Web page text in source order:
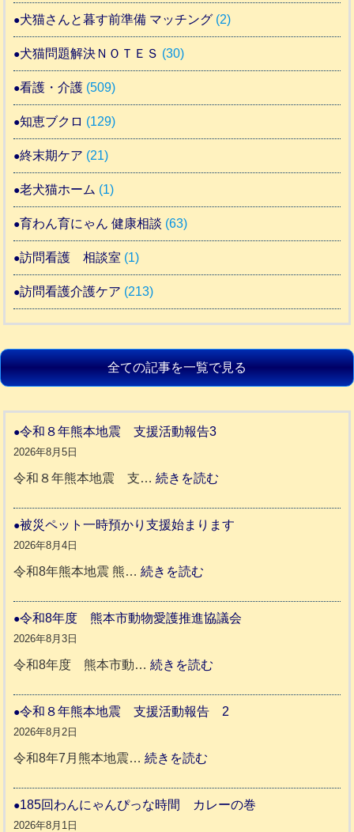
犬猫さんと暮す前準備 マッチング (2)
犬猫問題解決ＮＯＴＥＳ (30)
看護・介護 (509)
知恵ブクロ (129)
終末期ケア (21)
老犬猫ホーム (1)
育わん育にゃん 健康相談 (63)
訪問看護 相談室 (1)
訪問看護介護ケア (213)
全ての記事を一覧で見る
令和８年熊本地震 支援活動報告3
2026年8月5日
令和８年熊本地震 支…続きを読む
和
本
支
報
告
被災ペット一時預かり支援始まります
2026年8月4日
令和8年熊本地震 熊…続きを読む
災
ッ
一
り
支
令和8年度 熊本市動物愛護推進協議会
2026年8月3日
令和8年度 熊本市動…続きを読む
和
令和８年熊本地震 支援活動報告 2
2026年8月2日
令和8年7月熊本地震…続きを読む
和
185回わんにゃんぴっな時間 カレーの巻
2026年8月1日